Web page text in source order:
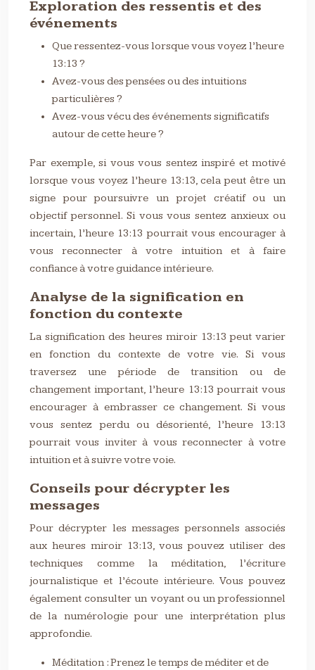
Exploration des ressentis et des
événements
Que ressentez-vous lorsque vous voyez l’heure
13:13 ?
Avez-vous des pensées ou des intuitions
particulières ?
Avez-vous vécu des événements significatifs
autour de cette heure ?
Par exemple, si vous vous sentez inspiré et motivé
lorsque vous voyez l’heure 13:13, cela peut être un
signe pour poursuivre un projet créatif ou un
objectif personnel. Si vous vous sentez anxieux ou
incertain, l’heure 13:13 pourrait vous encourager à
vous reconnecter à votre intuition et à faire
confiance à votre guidance intérieure.
Analyse de la signification en
fonction du contexte
La signification des heures miroir 13:13 peut varier
en fonction du contexte de votre vie. Si vous
traversez une période de transition ou de
changement important, l’heure 13:13 pourrait vous
encourager à embrasser ce changement. Si vous
vous sentez perdu ou désorienté, l’heure 13:13
pourrait vous inviter à vous reconnecter à votre
intuition et à suivre votre voie.
Conseils pour décrypter les
messages
Pour décrypter les messages personnels associés
aux heures miroir 13:13, vous pouvez utiliser des
techniques comme la méditation, l’écriture
journalistique et l’écoute intérieure. Vous pouvez
également consulter un voyant ou un professionnel
de la numérologie pour une interprétation plus
approfondie.
Méditation : Prenez le temps de méditer et de